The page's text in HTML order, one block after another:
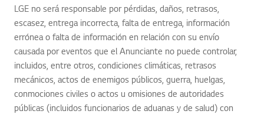
LGE no será responsable por pérdidas, daños, retrasos,
escasez, entrega incorrecta, falta de entrega, información
errónea o falta de información en relación con su envío
causada por eventos que el Anunciante no puede controlar,
incluidos, entre otros, condiciones climáticas, retrasos
mecánicos, actos de enemigos públicos, guerra, huelgas,
conmociones civiles o actos u omisiones de autoridades
públicas (incluidos funcionarios de aduanas y de salud) con